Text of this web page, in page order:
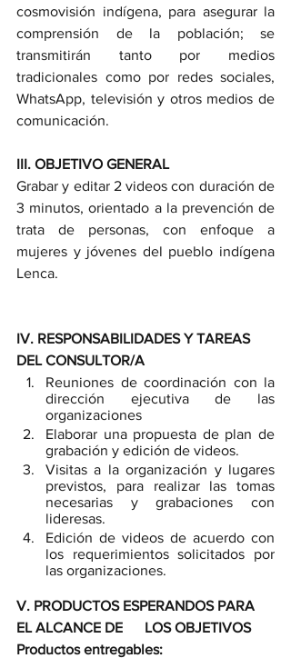
cosmovisión indígena, para asegurar la
comprensión de la población; se
transmitirán tanto por medios
tradicionales como por redes sociales,
WhatsApp, televisión y otros medios de
comunicación.
III. OBJETIVO GENERAL
Grabar y editar 2 videos con duración de
3 minutos, orientado a la prevención de
trata de personas, con enfoque a
mujeres y jóvenes del pueblo indígena
Lenca.
IV. RESPONSABILIDADES Y TAREAS
DEL CONSULTOR/A
Reuniones de coordinación con la
dirección ejecutiva de las
organizaciones
Elaborar una propuesta de plan de
grabación y edición de videos.
Visitas a la organización y lugares
previstos, para realizar las tomas
necesarias y grabaciones con
lideresas.
Edición de videos de acuerdo con
los requerimientos solicitados por
las organizaciones.
V. PRODUCTOS ESPERANDOS PARA
EL ALCANCE DE      LOS OBJETIVOS
Productos entregables: